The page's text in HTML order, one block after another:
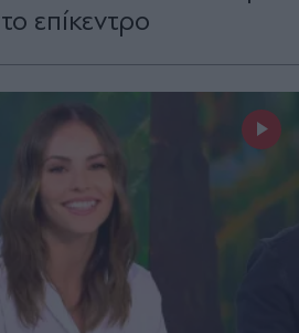
επίκεντρο